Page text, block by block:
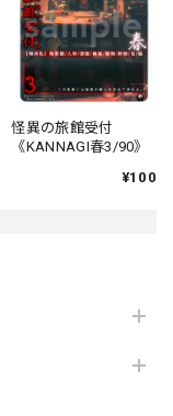
怪異の旅館受付
《KANNAGI春3/90》
¥100